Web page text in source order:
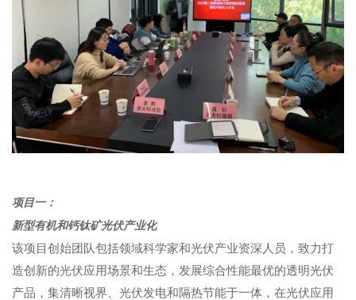
项目一：
新型有机和钙钛矿光伏产业化
该项目创始团队包括领域科学家和光伏产业资深人员，致力打
造创新的光伏应用场景和生态，发展综合性能最优的透明光伏
产品，集清晰视界、光伏发电和隔热节能于一体，在光伏应用